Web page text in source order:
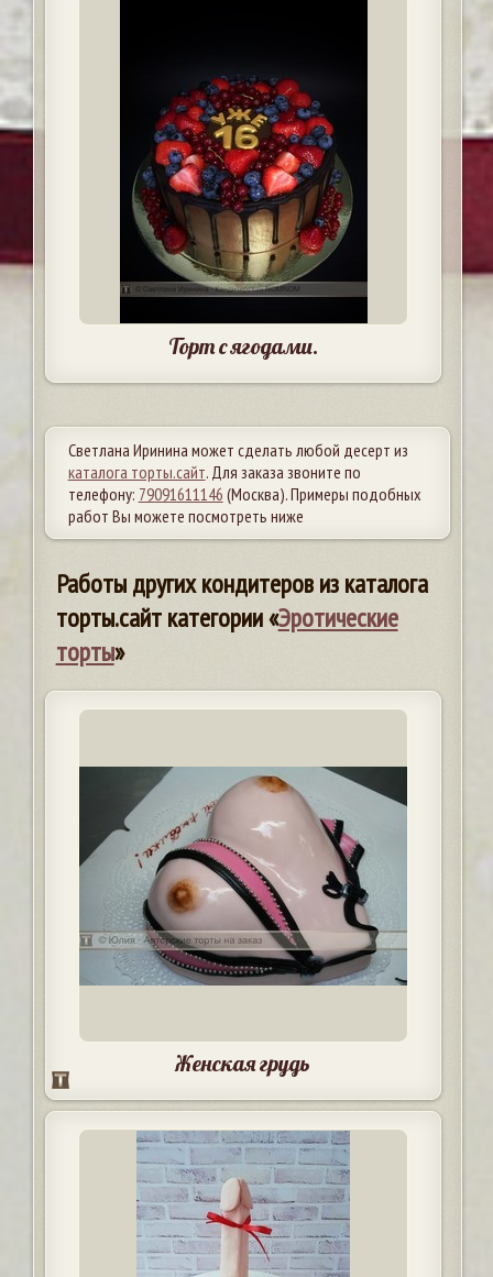
Торт с ягодами.
Светлана Иринина может сделать любой десерт из
каталога торты.сайт. Для заказа звоните по
телефону: 79091611146 (Москва). Примеры подобных
работ Вы можете посмотреть ниже
Работы других кондитеров из каталога
торты.сайт категории «Эротические
торты»
Женская грудь